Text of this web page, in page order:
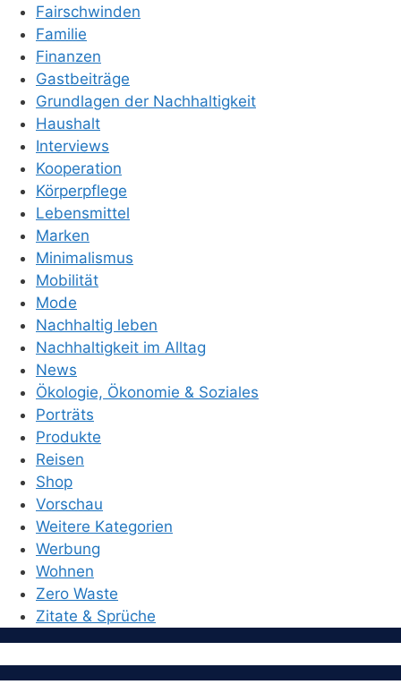
Fairschwinden
Familie
Finanzen
Gastbeiträge
Grundlagen der Nachhaltigkeit
Haushalt
Interviews
Kooperation
Körperpflege
Lebensmittel
Marken
Minimalismus
Mobilität
Mode
Nachhaltig leben
Nachhaltigkeit im Alltag
News
Ökologie, Ökonomie & Soziales
Porträts
Produkte
Reisen
Shop
Vorschau
Weitere Kategorien
Werbung
Wohnen
Zero Waste
Zitate & Sprüche